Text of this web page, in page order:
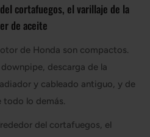
cortafuegos, el varillaje de la
de aceite
de Honda son compactos.
descarga de la
y cableado antiguo, y de
todo lo demás.
del cortafuegos, el